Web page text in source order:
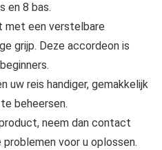
en 8 bas.
met een verstelbare
grijp. Deze accordeon is
uw reis handiger, gemakkelijk
beheersen.
neem dan contact
voor u oplossen.